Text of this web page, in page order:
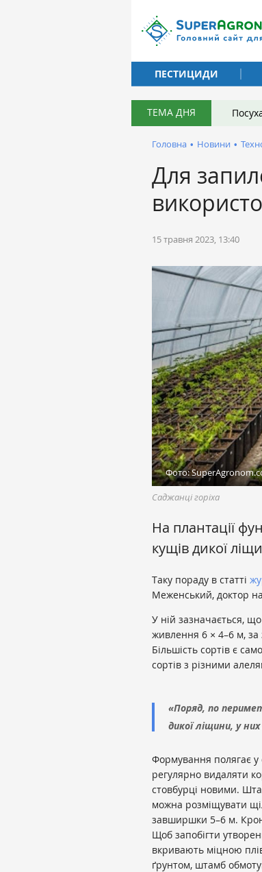
ПЕСТИЦИДИ
ТЕМА ДНЯ
Головна • Новини •
Для
15 травня 2023, 13:40
Фото:
Саджанці горіха
На плантації
кущів дикої
Таку пораду в статті
Меженський, доктор
У ній зазначається,
живлення 6 × 4–6 м, за
Більшість сортів є
сортів з різними
«Поряд, по
дикої ліщини, у
Формування полягає у
регулярно видаляти
стовбурці новими.
можна розміщувати
завширшки 5–6 м.
Щоб запобігти
вкривають міцною
ґрунтом, штамб